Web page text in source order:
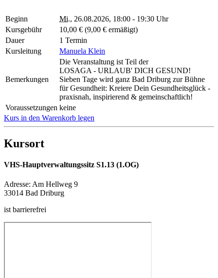
Beginn Mi., 26.08.2026, 18:00 - 19:30 Uhr
Kursgebühr
10,00 € (9,00 € ermäßigt)
Dauer
1 Termin
Kursleitung
Manuela Klein
Bemerkungen
Die Veranstaltung ist Teil der
LOSAGA - URLAUB' DICH GESUND!
Sieben Tage wird ganz Bad Driburg zur Bühne
für Gesundheit: Kreiere Dein Gesundheitsglück -
praxisnah, inspirierend & gemeinschaftlich!
Voraussetzungen keine
Kurs in den Warenkorb legen
Kursort
VHS-Hauptverwaltungssitz S1.13 (1.OG)
Adresse: Am Hellweg 9
33014 Bad Driburg
ist barrierefrei